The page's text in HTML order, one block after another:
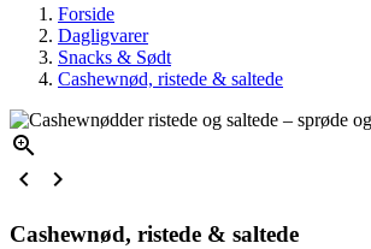
Forside
Dagligvarer
Snacks & Sødt
Cashewnød, ristede & saltede



Cashewnød, ristede & saltede